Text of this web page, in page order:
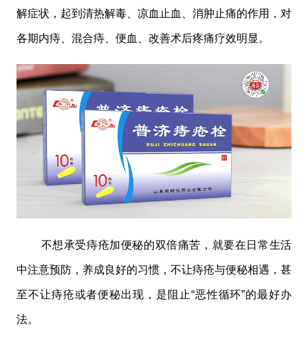
解症状，起到清热解毒、凉血止血、消肿止痛的作用，对
各期内痔、混合痔、便血、改善术后疼痛疗效明显。
不想承受痔疮加便秘的双倍痛苦，就要在日常生活
中注意预防，养成良好的习惯，不让痔疮与便秘相遇，甚
至不让痔疮或者便秘出现，是阻止“恶性循环”的最好办
法。